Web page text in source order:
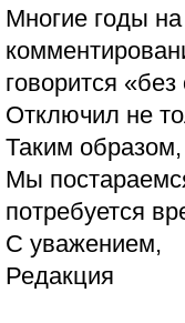
Многие годы
говорится
Отключил не
Таким
Мы
потребуется
С уважением,
Редакция